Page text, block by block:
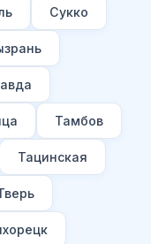
Сукко
Тамбов
Тацинская